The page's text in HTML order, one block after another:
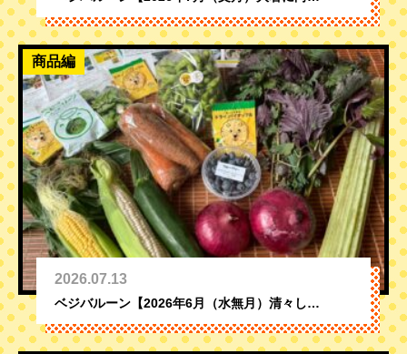
商品編
2026.07.13
ベジバルーン【2026年6月（水無月）清々し…